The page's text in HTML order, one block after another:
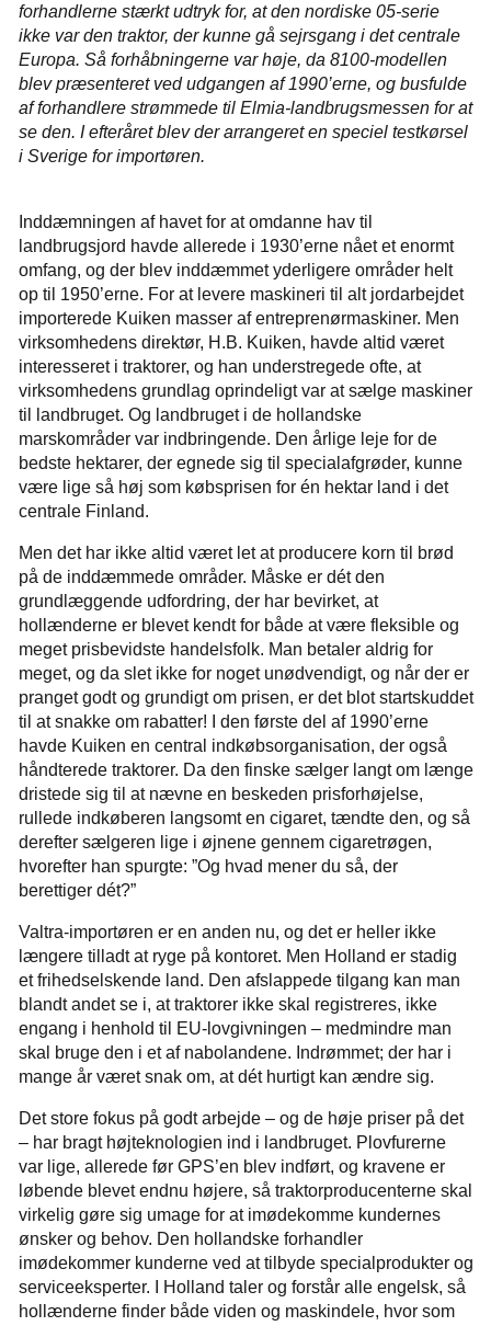
forhandlerne stærkt udtryk for, at den nordiske 05-serie
ikke var den traktor, der kunne gå sejrsgang i det centrale
Europa. Så forhåbningerne var høje, da 8100-modellen
blev præsenteret ved udgangen af 1990’erne, og busfulde
af forhandlere strømmede til Elmia-landbrugsmessen for at
se den. I efteråret blev der arrangeret en speciel testkørsel
i Sverige for importøren.
Inddæmningen af havet for at omdanne hav til
landbrugsjord havde allerede i 1930’erne nået et enormt
omfang, og der blev inddæmmet yderligere områder helt
op til 1950’erne. For at levere maskineri til alt jordarbejdet
importerede Kuiken masser af entreprenørmaskiner. Men
virksomhedens direktør, H.B. Kuiken, havde altid været
interesseret i traktorer, og han understregede ofte, at
virksomhedens grundlag oprindeligt var at sælge maskiner
til landbruget. Og landbruget i de hollandske
marskområder var indbringende. Den årlige leje for de
bedste hektarer, der egnede sig til specialafgrøder, kunne
være lige så høj som købsprisen for én hektar land i det
centrale Finland.
Men det har ikke altid været let at producere korn til brød
på de inddæmmede områder. Måske er dét den
grundlæggende udfordring, der har bevirket, at
hollænderne er blevet kendt for både at være fleksible og
meget prisbevidste handelsfolk. Man betaler aldrig for
meget, og da slet ikke for noget unødvendigt, og når der er
pranget godt og grundigt om prisen, er det blot startskuddet
til at snakke om rabatter! I den første del af 1990’erne
havde Kuiken en central indkøbsorganisation, der også
håndterede traktorer. Da den finske sælger langt om længe
dristede sig til at nævne en beskeden prisforhøjelse,
rullede indkøberen langsomt en cigaret, tændte den, og så
derefter sælgeren lige i øjnene gennem cigaretrøgen,
hvorefter han spurgte: ”Og hvad mener du så, der
berettiger dét?”
Valtra-importøren er en anden nu, og det er heller ikke
længere tilladt at ryge på kontoret. Men Holland er stadig
et frihedselskende land. Den afslappede tilgang kan man
blandt andet se i, at traktorer ikke skal registreres, ikke
engang i henhold til EU-lovgivningen – medmindre man
skal bruge den i et af nabolandene. Indrømmet; der har i
mange år været snak om, at dét hurtigt kan ændre sig.
Det store fokus på godt arbejde – og de høje priser på det
– har bragt højteknologien ind i landbruget. Plovfurerne
var lige, allerede før GPS’en blev indført, og kravene er
løbende blevet endnu højere, så traktorproducenterne skal
virkelig gøre sig umage for at imødekomme kundernes
ønsker og behov. Den hollandske forhandler
imødekommer kunderne ved at tilbyde specialprodukter og
serviceeksperter. I Holland taler og forstår alle engelsk, så
hollænderne finder både viden og maskindele, hvor som